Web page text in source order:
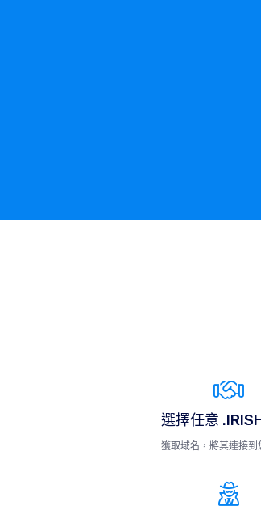
選擇任意
獲取域名，將其連接到